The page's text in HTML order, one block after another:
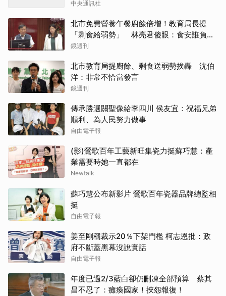
中央通訊社
北市免費營養午餐廚餘倍增！教育局長提
「剩食給弱勢」 林亮君傻眼：食安誰負
責？
鏡週刊
北市教育局提廚餘、剩食送弱勢挨轟 沈伯
洋：非常不恰當發言
鏡週刊
傳承勝選關聖像給李四川 侯友宜：祝福兄弟
順利、為人民努力做事
自由電子報
(影)鶯歌百年工藝新旺集瓷力挺蘇巧慧：產
業需要時她一直都在
Newtalk
蘇巧慧公布新影片 鶯歌百年瓷器品牌總監相
挺
自由電子報
姜至剛稱裁示20％下架門檻 柯志恩批：政
府不斷蓋黑幕沒說實話
自由電子報
年度已過2/3藍白卻仍刪凍全部預算 蔡其
昌不忍了：癱瘓國家！挾怨報復！